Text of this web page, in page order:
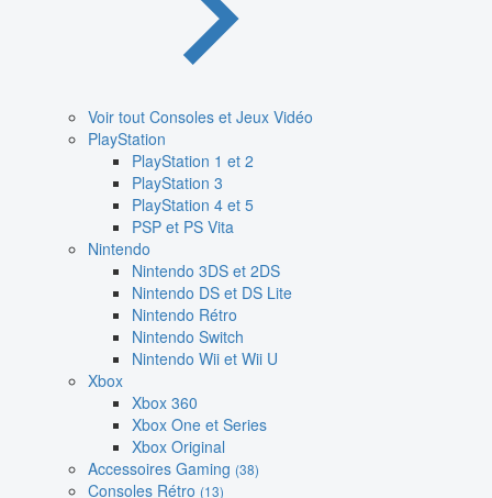
Voir tout Consoles et Jeux Vidéo
PlayStation
PlayStation 1 et 2
PlayStation 3
PlayStation 4 et 5
PSP et PS Vita
Nintendo
Nintendo 3DS et 2DS
Nintendo DS et DS Lite
Nintendo Rétro
Nintendo Switch
Nintendo Wii et Wii U
Xbox
Xbox 360
Xbox One et Series
Xbox Original
Accessoires Gaming (38)
Consoles Rétro (13)